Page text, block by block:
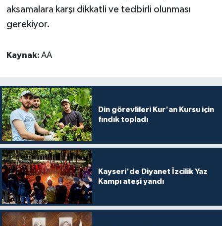
aksamalara karşı dikkatli ve tedbirli olunması
gerekiyor.
Kaynak: AA
Din görevlileri Kur'an Kursu için
fındık topladı
Kayseri'de Diyanet İzcilik Yaz
Kampı ateşi yandı
Burdur Müftülüğü
Bursa Müftülüğü
Çankırı Müftülüğü
Çorum Müftülüğü
Denizli Müftülüğü
Diyarbakır Müftülüğü
Düzce Müftülüğü
Ekonomi
Duyurular
Bilim, Teknoloji
Biyografiler
Diyanet TV
İhtida Haberleri
YAŞAM